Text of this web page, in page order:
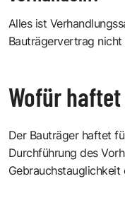
Alles ist
Bauträgervertrag
Wofür
Der Bauträger haftet
Durchführung des
Gebrauchstauglichkeit